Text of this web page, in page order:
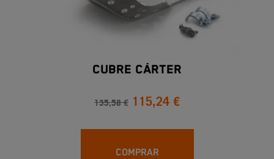
CUBRE CÁRTER
135,58 € 115,24 €
COMPRAR